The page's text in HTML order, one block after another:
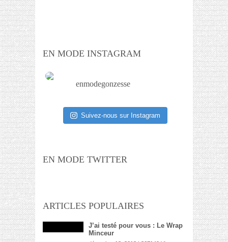
EN MODE INSTAGRAM
enmodegonzesse
Suivez-nous sur Instagram
EN MODE TWITTER
ARTICLES POPULAIRES
J’ai testé pour vous : Le Wrap
Minceur